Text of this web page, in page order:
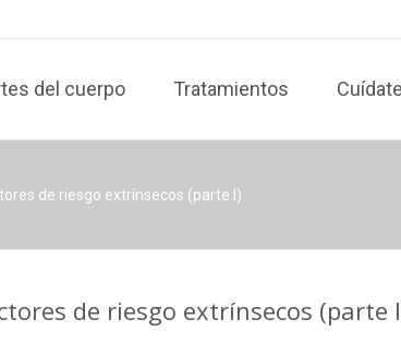
del cuerpo Tratamientos Cuídate
de riesgo extrínsecos (parte I)
de riesgo extrínsecos (parte